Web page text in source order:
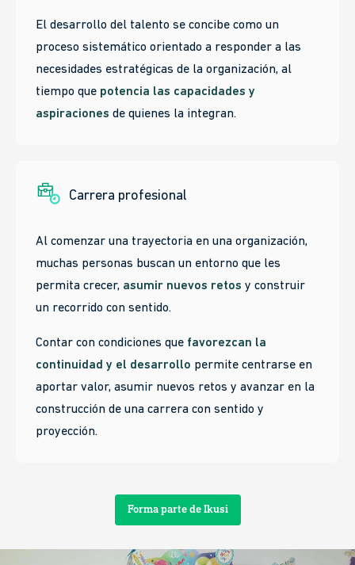
El desarrollo del talento se concibe como un
proceso sistemático orientado a responder a las
necesidades estratégicas de la organización, al
tiempo que potencia las capacidades y
aspiraciones de quienes la integran.
Carrera profesional
Al comenzar una trayectoria en una organización,
muchas personas buscan un entorno que les
permita crecer, asumir nuevos retos y construir
un recorrido con sentido.
Contar con condiciones que favorezcan la
continuidad y el desarrollo permite centrarse en
aportar valor, asumir nuevos retos y avanzar en la
construcción de una carrera con sentido y
proyección.
Forma parte de Ikusi